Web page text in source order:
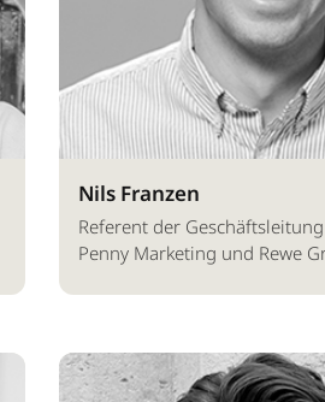
Nils Franzen
Referent der Geschäftsleitung
Penny Marketing und Rewe